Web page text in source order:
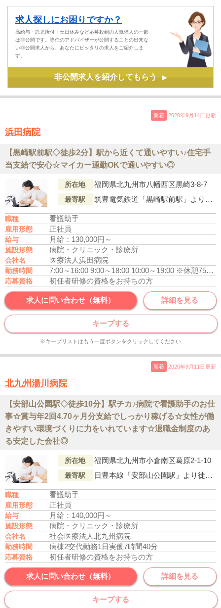
求人探しにお困りですか？
高給与・託児所付・土日休みなど応募殺到の人気求人の一部
は非公開です。専任のアドバイザーが公開することの出来な
い非公開求人から、あなたにピッタリの求人をご紹介しま
す。
非公開求人を紹介してもらう ▶
新着 2020年9月14日更新
浜田病院
【黒崎駅前駅◇徒歩2分】駅から近くて通いやすい♪住宅手
当支給で安心☆マイカー通勤OKで通いやすい◎
所在地 福岡県北九州市八幡西区黒崎3-8-7
最寄駅 筑豊電気鉄道「黒崎駅前駅」より徒歩2分
職種 看護助手
雇用形態 正社員
給与 月給：130,000円～
施設形態 病院・クリニック・診療所
会社名 医療法人浜田病院
勤務時間 7:00～16:00 9:00～18:00 10:00～19:00 ※休憩75分
応募資格 初任者研修の資格をお持ちの方
求人に問い合わせ（無料） 詳細を見る
キープする
※キープリストはもう一度ボタンをクリックしてください
新着 2020年9月11日更新
北九州湯川病院
【安部山公園駅◇徒歩10分】駅チカ♪病院で看護助手のお仕
事☆賞与年2回4.70ヶ月分支給でしっかり稼げる☆女性が働
きやすい環境づくりに力をいれています☆退職金制度のあ
る安定した会社◎
所在地 福岡県北九州市小倉南区葛原2-1-10
最寄駅 日豊本線「安部山公園駅」より徒歩10分
職種 看護助手
雇用形態 正社員
給与 月給：140,000円～
施設形態 病院・クリニック・診療所
会社名 社会医療法人北九州病院
勤務時間 病棟2交代勤務1日実働7時間40分
応募資格 初任者研修の資格をお持ちの方
求人に問い合わせ（無料） 詳細を見る
キープする